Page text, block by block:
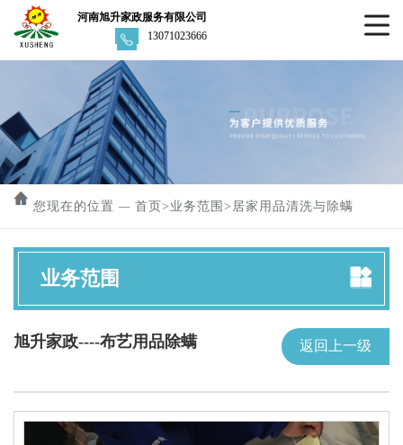
河南旭升家政服务有限公司
13071023666
您现在的位置 — 首页> 业务范围 > 居家用品清洗与除螨
业务范围
旭升家政----布艺用品除螨 返回上一级